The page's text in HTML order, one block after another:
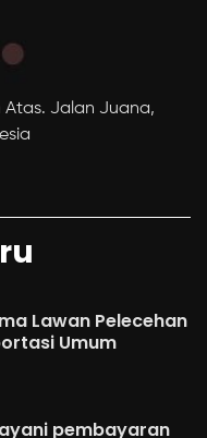
Atas. Jalan Juana,
Lawan Pelecehan
Umum
pembayaran